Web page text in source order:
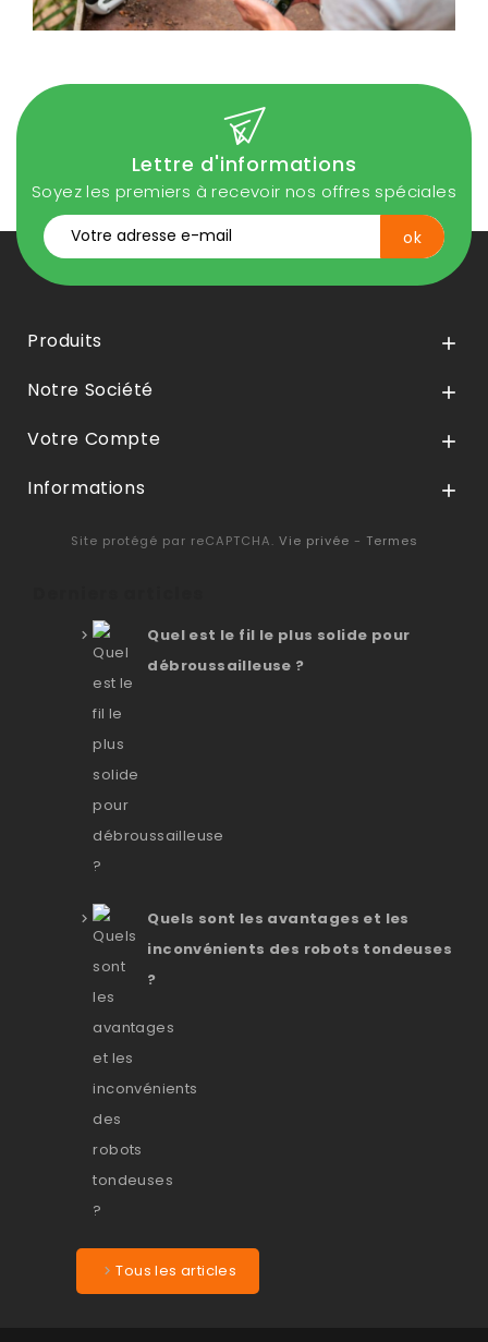
Lettre d'informations
Soyez les premiers à recevoir nos offres spéciales
Produits 
Notre Société 
Votre Compte 
Informations 
Site protégé par reCAPTCHA. Vie privée - Termes
Quel est le fil le plus solide pour
débroussailleuse ?
Quels sont les avantages et les
inconvénients des robots tondeuses
?
Tous les articles